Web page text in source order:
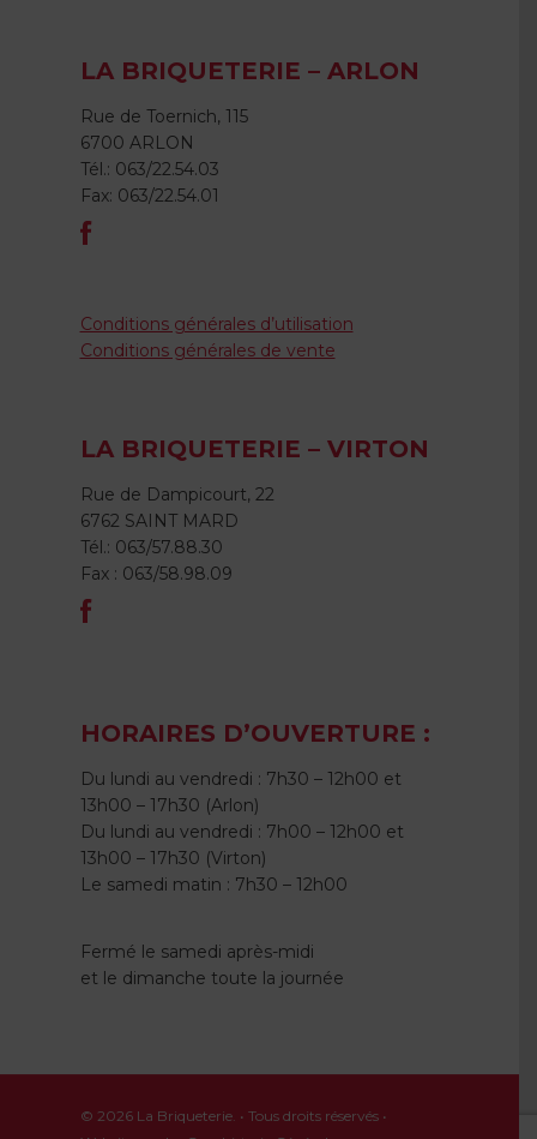
LA BRIQUETERIE – ARLON
Rue de Toernich, 115
6700 ARLON
Tél.: 063/22.54.03
Fax: 063/22.54.01
Conditions générales d’utilisation
Conditions générales de vente
LA BRIQUETERIE – VIRTON
Rue de Dampicourt, 22
6762 SAINT MARD
Tél.: 063/57.88.30
Fax : 063/58.98.09
HORAIRES D’OUVERTURE :
Du lundi au vendredi : 7h30 – 12h00 et
13h00 – 17h30 (Arlon)
Du lundi au vendredi : 7h00 – 12h00 et
13h00 – 17h30 (Virton)
Le samedi matin : 7h30 – 12h00
Fermé le samedi après-midi
et le dimanche toute la journée
© 2026 La Briqueterie. • Tous droits réservés •